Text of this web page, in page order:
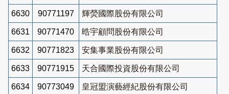
6630 90771197 輝熒國際股份有限公司
6631 90771470 晧宇顧問股份有限公司
6632 90771823 安集事業股份有限公司
6633 90771915 天合國際投資股份有限公司
6634 90773049 皇冠盟演藝經紀股份有限公司